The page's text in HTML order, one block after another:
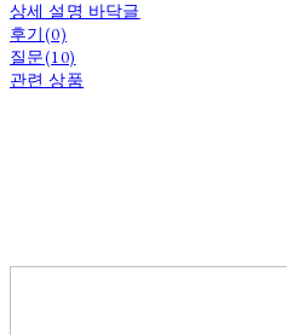
상세 설명 바닥글
후기(0)
질문(10)
관련 상품